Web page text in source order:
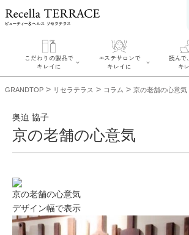
こだわりの製品で
キレイに
SERIES#01 私た
SERIES#02 水へ
のこだわり
SERIES#03 無
添加化粧品につ
いて
エステサロンで
キレイに
す
リフティング認
定とは？
読んで
キ
読んで
ャル
お悩
GRANDTOP > リセラテラス > コラム > 京の老舗の心意気
奥迫 協子
京の老舗の心意気
京の老舗の心意気
デザイン幅で表示